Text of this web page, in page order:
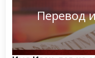
Перевод